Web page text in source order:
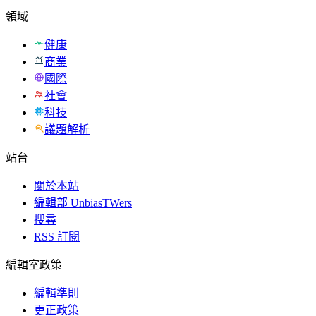
領域
健康
商業
國際
社會
科技
議題解析
站台
關於本站
編輯部 UnbiasTWers
搜尋
RSS 訂閱
編輯室政策
編輯準則
更正政策